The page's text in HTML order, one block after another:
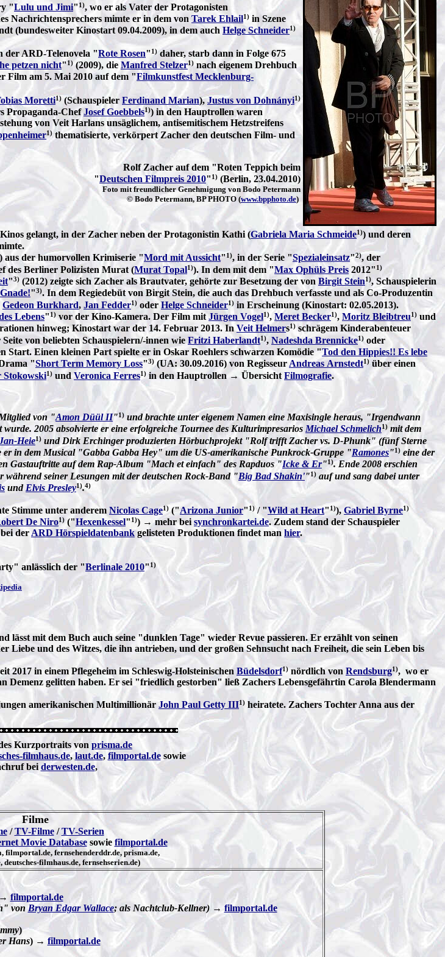
"Lulu und Jimi" 1), wo er als Vater der Protagonisten
Nachrichtensprechers mimte er in dem von Tarek Ehlail1) in Szene
(bundesweiter Kinostart 09.04.2009), in dem auch Helge Schneider1)
der ARD-Telenovela "Rote Rosen" 1)daher, starb dann in Folge 675
petzen nicht" 1) (2009), die Manfred Stelzer1) nach eigenem Drehbuch
Film am 5. Mai 2010 auf dem "Filmkunstfest Mecklenburg-
Moretti1) (Schauspieler Ferdinand Marian),Justus von Dohnányi1)
Propaganda-ChefJosef Goebbels1)) in den Hauptrollen waren
von Veit Harlans unsäglichem, antisemitischem Hetzstreifens
1) thematisierte, verkörpert Zacher den deutschen Film- und
Rolf Zacher auf dem "Roten Teppich beim
"Deutschen Filmpreis 2010" 1) (Berlin, 23.04.2010)
Foto mit freundlicher Genehmigung von Bodo Petermann
© Bodo Petermann, BP PHOTO (www.bpphoto.de)
gelangt, in der Zacher neben der Protagonistin Kathi (Gabriela Maria Schmeide1)) und deren
aus der humorvollen Krimiserie "Mord mit Aussicht"1), in der Serie "Spezialeinsatz"2), der
des Berliner Polizisten Murat (Murat Topal1)). In dem mit dem "Max Ophüls Preis 2012" 1)
"3) (2012) zeigte sich Zacher als Brautvater, gehörte zur Besetzung der von Birgit Stein1), Schauspielerin
"3). In dem Regiedebüt von Birgit Stein, die auch das Drehbuch verfasste und als Co-Produzentin
Gedeon Burkhard, Jan Fedder1) oderHelge Schneider1) in Erscheinung (Kinostart: 02.05.2013).
Lebens"1) vor der Kino-Kamera. Der Film mitJürgen Vogel1), Meret Becker1), Moritz Bleibtreu1) und
hinweg; Kinostart war der 14. Februar 2013. InVeit Helmers1) schrägem Kinderabenteuer
von beliebten Schauspielern/-innen wie Fritzi Haberlandt1), Nadeshda Brennicke1)oder
Start. Einen kleinen Part spielte er in Oskar Roehlers schwarzen Komödie "Tod den Hippies!! Es lebe
"Short Term Memory Loss"3)(UA: 30.09.2016) von Regisseur Andreas Arnstedt1) über einen
Stokowski1) undVeronica Ferres1) in den Hauptrollen → Übersicht Filmografie.
von "Amon Düül II"1) und brachte unter eigenem Namen eine Maxisingle heraus, "Irgendwann
wurde. 2005 absolvierte er eine erfolgreiche Tournee des Kulturimpresarios Michael Schmelich1) mit dem
Heie1) und Dirk Erchinger produzierten Hörbuchprojekt "Rolf trifft Zacher vs. D-Phunk" (fünf Sterne
er in dem Musical "Gabba Gabba Hey" um die US-amerikanische Punkrock-Gruppe "Ramones"1) eine der
Gastauftritte auf dem Rap-Album "Mach et einfach" des Rapduos "Icke & Er"1). Ende 2008 erschien
seiner Lesungen mit der deutschen Rock-Band "Big Bad Shakin'"1) auf und sang dabei unter
und Elvis Presley1).4)
Stimme unter anderem Nicolas Cage1)("Arizona Junior" 1)/ "Wild at Heart" 1)), Gabriel Byrne1)
De Niro1)("Hexenkessel" 1)) → mehr beisynchronkartei.de. Zudem stand der Schauspieler
derARD Hörspieldatenbank gelisteten Produktionen findet man hier.
anlässlich der "Berlinale 2010"1)
mit dem Buch auch seine "dunklen Tage" wieder Revue passieren. Er erzählt von seinen
und des Witzes, die ihn antrieben, und der großen Sehnsucht nach Freiheit, die sein Leben bis
2017 in einem Pflegeheim im Schleswig-Holsteinischen Büdelsdorf1)nördlich von Rendsburg1), wo er
Demenz gelitten haben. Er sei "friedlich gestorben" ließ Zachers Lebensgefährtin Carola Blendermann
amerikanischen Multimillionär John Paul Getty III1) heiratete. Zachers Tochter Anna aus der
Kurzportraits von prisma.de
filmhaus.de,laut.de, filmportal.desowie
bei derwesten.de,
Filme
/TV-Filme/TV-Serien
Movie Databasesowie filmportal.de
filmportal.de, fernsehenderddr.de, prisma.de,
filmhaus.de, fernsehserien.de)
filmportal.de
von Bryan Edgar Wallace; als Nachtclub-Kellner)→ filmportal.de
)
Hans) → filmportal.de